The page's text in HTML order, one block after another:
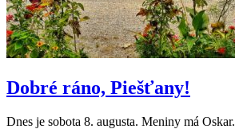
Dobré ráno, Piešťany!
Dnes je sobota 8. augusta. Meniny má Oskar.